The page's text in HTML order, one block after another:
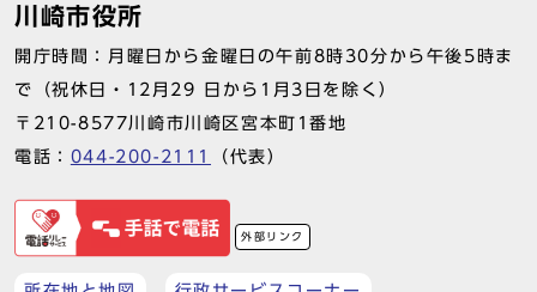
川崎市役所
開庁時間：月曜日から金曜日の午前8時30分から午後5時ま
で（祝休日・12月29 日から1月3日を除く）
〒210-8577川崎市川崎区宮本町1番地
電話： 044-200-2111 （代表）
外部リンク